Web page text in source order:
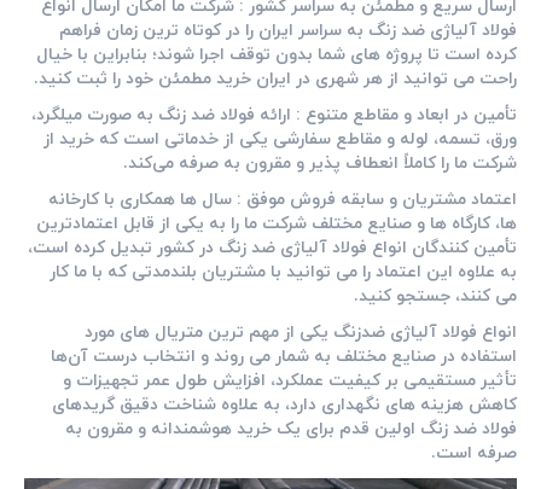
ارسال سریع و مطمئن به سراسر کشور : شرکت ما امکان ارسال انواع
فولاد آلیاژی ضد زنگ به سراسر ایران را در کوتاه‌ ترین زمان فراهم
کرده‌ است تا پروژه‌ های شما بدون توقف اجرا شوند؛ بنابراین با خیال
راحت می توانید از هر شهری در ایران خرید مطمئن خود را ثبت کنید.
تأمین در ابعاد و مقاطع متنوع : ارائه فولاد ضد زنگ به صورت میلگرد،
ورق، تسمه، لوله و مقاطع سفارشی یکی از خدماتی است که خرید از
شرکت ما را کاملاً انعطاف ‌پذیر و مقرون ‌به‌ صرفه می‌کند.
اعتماد مشتریان و سابقه فروش موفق : سال ‌ها همکاری با کارخانه‌
ها، کارگاه‌ ها و صنایع مختلف شرکت ما را به یکی از قابل ‌اعتمادترین
تأمین‌ کنندگان انواع فولاد آلیاژی ضد زنگ در کشور تبدیل کرده است،
به علاوه این اعتماد را می توانید با مشتریان بلندمدتی که با ما کار
می کنند، جستجو کنید.
انواع فولاد آلیاژی ضدزنگ یکی از مهم ‌ترین متریال‌ های مورد
استفاده در صنایع مختلف به‌ شمار می‌ روند و انتخاب درست آن‌ها
تأثیر مستقیمی بر کیفیت عملکرد، افزایش طول عمر تجهیزات و
کاهش هزینه‌ های نگهداری دارد، به علاوه شناخت دقیق گریدهای
فولاد ضد زنگ اولین قدم برای یک خرید هوشمندانه و مقرون ‌به‌
صرفه است.